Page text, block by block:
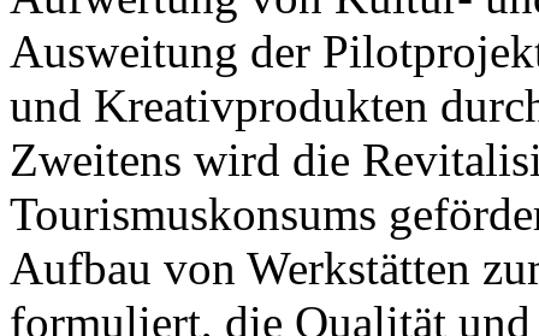
Ausweitung der
und Kreativprodukten
Zweitens wird die
Tourismuskonsums
Aufbau von Werkstätten
formuliert, die Qualität